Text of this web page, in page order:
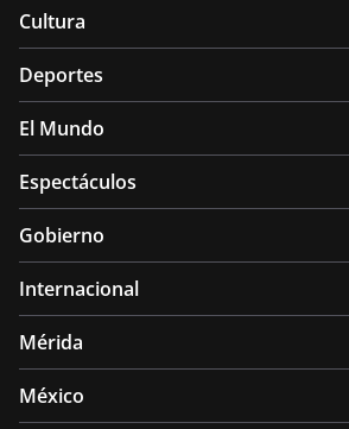
Cultura
Deportes
El Mundo
Espectáculos
Gobierno
Internacional
Mérida
México